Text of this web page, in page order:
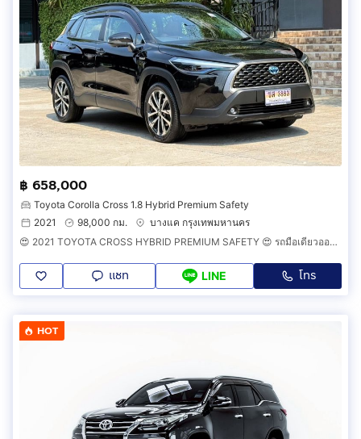
฿ 658,000
Toyota Corolla Cross 1.8 Hybrid Premium Safety
2021
98,000 กม.
บางแค กรุงเทพมหานคร
😍 2021 TOYOTA CROSS HYBRID PREMIUM SAFETY 😍 รถมือเดียวออกป้ายแดง รถวิ่งน้อย เข้าศูนย์ทุกระยะ รถไม่เคยมีอุบัติเหตุครับ
แชท LINE โทร
HOT